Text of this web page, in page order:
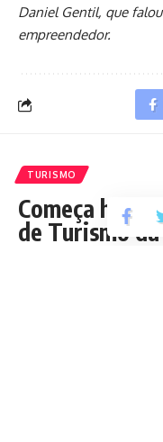
Daniel Gentil, que
empreendedor.
TURISMO
Começa hoje
de Turismo